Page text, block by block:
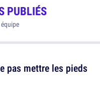
PUBLIÉS
pas mettre les pieds